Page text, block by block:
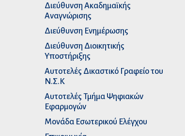
Διεύθυνση Ακαδημαϊκής
Αναγνώρισης
Διεύθυνση Ενημέρωσης
Διεύθυνση Διοικητικής
Υποστήριξης
Αυτοτελές Δικαστικό Γραφείο του
Ν.Σ.Κ
Αυτοτελές Τμήμα Ψηφιακών
Εφαρμογών
Μονάδα Εσωτερικού Ελέγχου